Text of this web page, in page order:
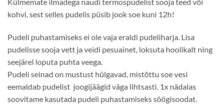
kohvi, sest selles pudelis püsib jook soe kuni 12h!
Pudeli puhastamiseks ei ole vaja eraldi pudeliharja. Lisa
pudelisse sooja vett ja veidi pesuainet, loksuta hoolikalt ning
seejärel loputa puhta veega.
Pudeli seinad on mustust hülgavad, mistõttu soe vesi
eemaldab pudelist joogijäägid väga lihtsasti. 1x nädalas
soovitame kasutada pudeli puhastamiseks söögisoodat.